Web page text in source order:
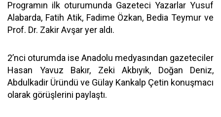
Programın ilk oturumunda Gazeteci Yazarlar Yusuf
Alabarda, Fatih Atik, Fadime Özkan, Bedia Teymur ve
Prof. Dr. Zakir Avşar yer aldı.
2’nci oturumda ise Anadolu medyasından gazeteciler
Hasan Yavuz Bakır, Zeki Akbıyık, Doğan Deniz,
Abdulkadir Üründü ve Gülay Kankalp Çetin konuşmacı
olarak görüşlerini paylaştı.